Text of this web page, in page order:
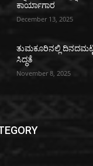
ಕಾರ್ಯಾಗಾರ
December 13, 2025
ತುಮಕೂರಿನಲ್ಲಿ
ಸಿದ್ಧತೆ
November 8, 2025